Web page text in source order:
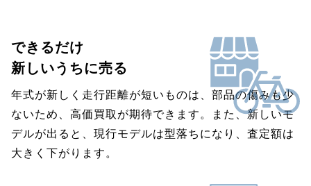
できるだけ
新しいうちに売る
年式が新しく走行距離が短いものは、部品の傷みも少
ないため、高価買取が期待できます。また、新しいモ
デルが出ると、現行モデルは型落ちになり、査定額は
大きく下がります。